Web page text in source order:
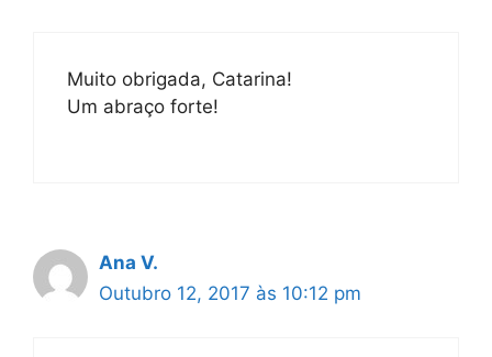
Muito obrigada, Catarina!
Um abraço forte!
Ana V.
Outubro 12, 2017 às 10:12 pm